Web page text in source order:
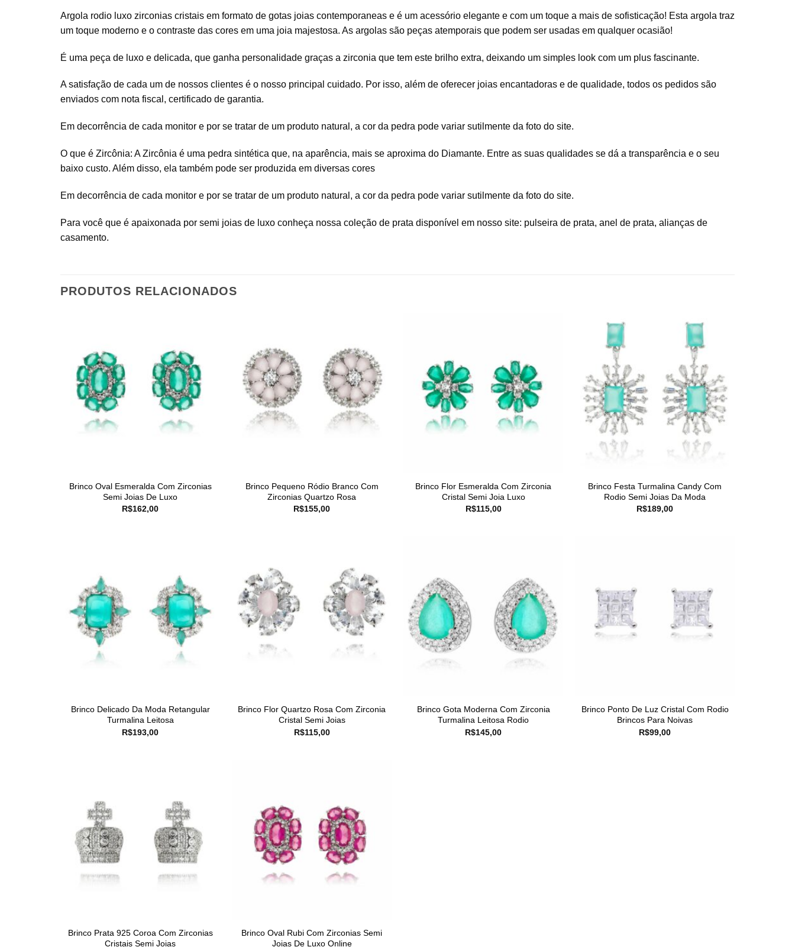
Argola rodio luxo zirconias cristais em formato de gotas joias contemporaneas e é um acessório elegante e com um toque a mais de sofisticação! Esta argola traz
um toque moderno e o contraste das cores em uma joia majestosa. As argolas são peças atemporais que podem ser usadas em qualquer ocasião!
É uma peça de luxo e delicada, que ganha personalidade graças a zirconia que tem este brilho extra, deixando um simples look com um plus fascinante.
A satisfação de cada um de nossos clientes é o nosso principal cuidado. Por isso, além de oferecer joias encantadoras e de qualidade, todos os pedidos são
enviados com nota fiscal, certificado de garantia.
Em decorrência de cada monitor e por se tratar de um produto natural, a cor da pedra pode variar sutilmente da foto do site.
O que é Zircônia: A Zircônia é uma pedra sintética que, na aparência, mais se aproxima do Diamante. Entre as suas qualidades se dá a transparência e o seu
baixo custo. Além disso, ela também pode ser produzida em diversas cores
Em decorrência de cada monitor e por se tratar de um produto natural, a cor da pedra pode variar sutilmente da foto do site.
Para você que é apaixonada por semi joias de luxo conheça nossa coleção de prata disponível em nosso site: pulseira de prata, anel de prata, alianças de
casamento.
PRODUTOS RELACIONADOS
Brinco Oval Esmeralda Com Zirconias
Semi Joias De Luxo
R$162,00
Brinco Pequeno Ródio Branco Com
Zirconias Quartzo Rosa
R$155,00
Brinco Flor Esmeralda Com Zirconia
Cristal Semi Joia Luxo
R$115,00
Brinco Festa Turmalina Candy Com
Rodio Semi Joias Da Moda
R$189,00
Brinco Delicado Da Moda Retangular
Turmalina Leitosa
R$193,00
Brinco Flor Quartzo Rosa Com Zirconia
Cristal Semi Joias
R$115,00
Brinco Gota Moderna Com Zirconia
Turmalina Leitosa Rodio
R$145,00
Brinco Ponto De Luz Cristal Com Rodio
Brincos Para Noivas
R$99,00
Brinco Prata 925 Coroa Com Zirconias
Cristais Semi Joias
Brinco Oval Rubi Com Zirconias Semi
Joias De Luxo Online